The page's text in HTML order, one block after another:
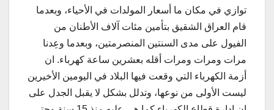
توازي في مكان ما أسعار المولدات في الأحياء، وبعدما
قام العراق الشقيق بتأمين مئات آلاف الأطنان من
الفيول على مدى السنتين المنصرمتين، وبعدما وعِدنا
مرات ومرات ومرات أقله بعشرين ساعة كهرباء. ان
أزمة الكهرباء التي وقعت فيها البلاد في اليومين الأخيرين
ليست الأولى من نوعها، وتدلل بشكل لا يقبل الجدل على